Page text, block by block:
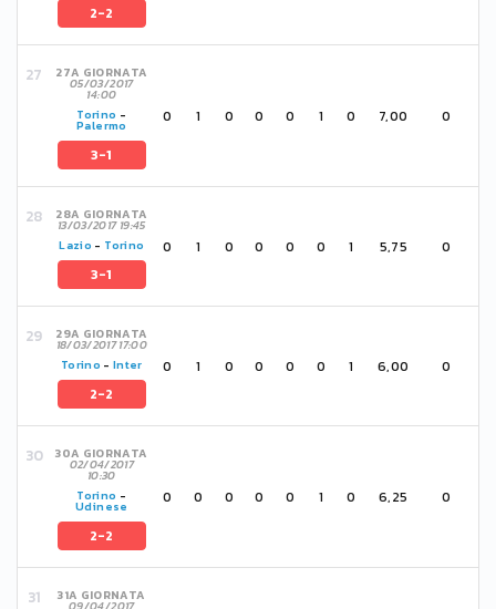
2-2
27A GIORNATA
05/03/2017
14:00
Torino -
Palermo
3-1
0 1 0 0 0 1 0 7,00 0
28A GIORNATA
13/03/2017 19:45
Lazio - Torino
3-1
0 1 0 0 0 0 1 5,75 0
29A GIORNATA
18/03/2017 17:00
Torino -Inter
2-2
0 1 0 0 0 0 1 6,00 0
30A GIORNATA
02/04/2017
10:30
Torino -
Udinese
2-2
0 0 0 0 0 1 0 6,25 0
31A GIORNATA